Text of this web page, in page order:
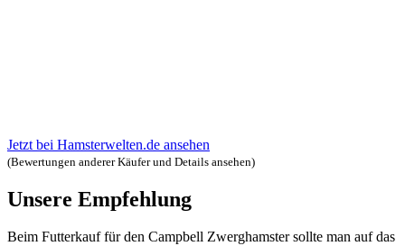
Jetzt bei Hamsterwelten.de ansehen
(Bewertungen anderer Käufer und Details ansehen)
Unsere Empfehlung
Beim Futterkauf für den Campbell Zwerghamster sollte man auf das